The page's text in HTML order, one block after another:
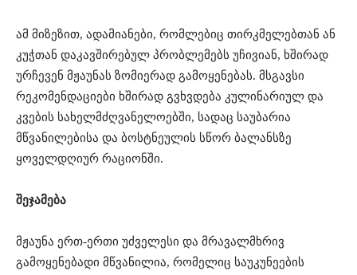
ამ მიზეზით, ადამიანები, რომლებიც თირკმელებთან ან
კუჭთან დაკავშირებულ პრობლემებს უჩივიან, ხშირად
ურჩევენ მჟაუნას ზომიერად გამოყენებას. მსგავსი
რეკომენდაციები ხშირად გვხვდება კულინარიულ და
კვების სახელმძღვანელოებში, სადაც საუბარია
მწვანილებისა და ბოსტნეულის სწორ ბალანსზე
ყოველდღიურ რაციონში.
შეჯამება
მჟაუნა ერთ-ერთი უძველესი და მრავალმხრივ
გამოყენებადი მწვანილია, რომელიც საუკუნეების